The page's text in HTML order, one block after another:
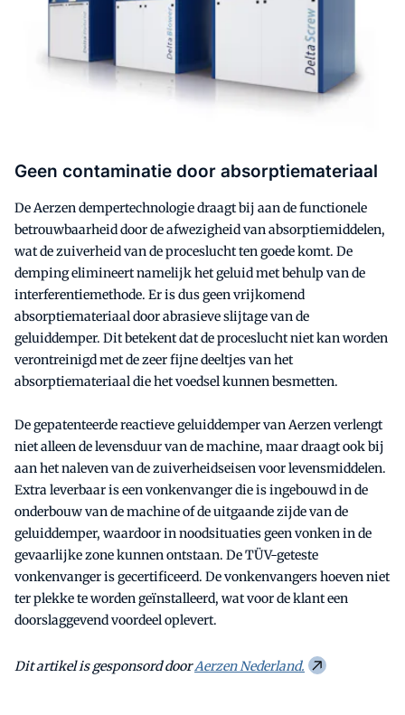
Geen contaminatie door absorptiemateriaal
De Aerzen dempertechnologie draagt bij aan de functionele
betrouwbaarheid door de afwezigheid van absorptiemiddelen,
wat de zuiverheid van de proceslucht ten goede komt. De
demping elimineert namelijk het geluid met behulp van de
interferentiemethode. Er is dus geen vrijkomend
absorptiemateriaal door abrasieve slijtage van de
geluiddemper. Dit betekent dat de proceslucht niet kan worden
verontreinigd met de zeer fijne deeltjes van het
absorptiemateriaal die het voedsel kunnen besmetten.
De gepatenteerde reactieve geluiddemper van Aerzen verlengt
niet alleen de levensduur van de machine, maar draagt ook bij
aan het naleven van de zuiverheidseisen voor levensmiddelen.
Extra leverbaar is een vonkenvanger die is ingebouwd in de
onderbouw van de machine of de uitgaande zijde van de
geluiddemper, waardoor in noodsituaties geen vonken in de
gevaarlijke zone kunnen ontstaan. De TÜV-geteste
vonkenvanger is gecertificeerd. De vonkenvangers hoeven niet
ter plekke te worden geïnstalleerd, wat voor de klant een
doorslaggevend voordeel oplevert.
Dit artikel is gesponsord doorAerzen Nederland.